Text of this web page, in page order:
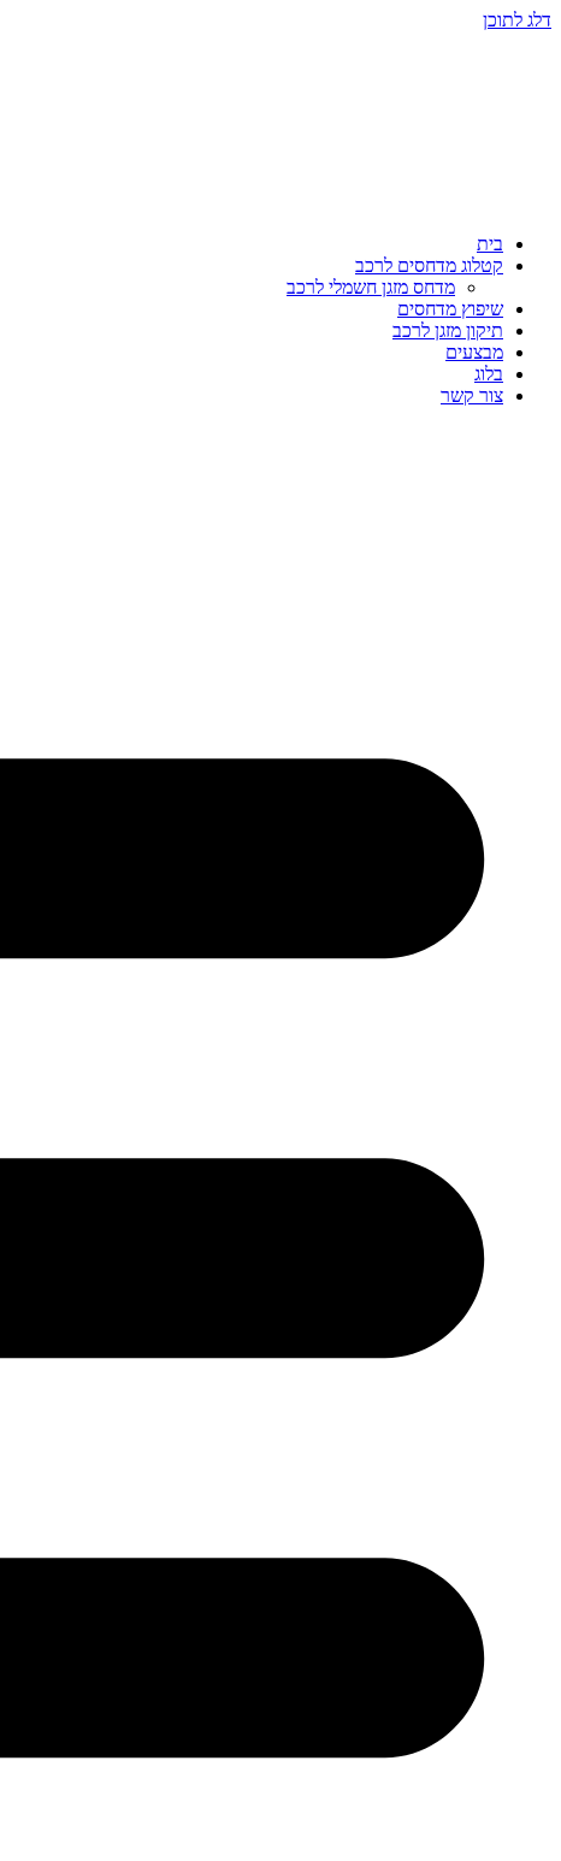
דלג לתוכן
בית
קטלוג מדחסים לרכב
מדחס מזגן חשמלי לרכב
שיפוץ מדחסים
תיקון מזגן לרכב
מבצעים
בלוג
צור קשר